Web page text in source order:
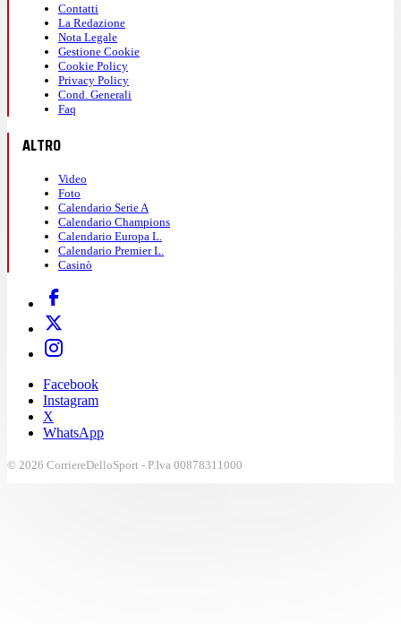
Contatti
La Redazione
Nota Legale
Gestione Cookie
Cookie Policy
Privacy Policy
Cond. Generali
Faq
ALTRO
Video
Foto
Calendario Serie A
Calendario Champions
Calendario Europa L.
Calendario Premier L.
Casinò
Facebook
Instagram
X
WhatsApp
© 2026 CorriereDelloSport - P.Iva 00878311000